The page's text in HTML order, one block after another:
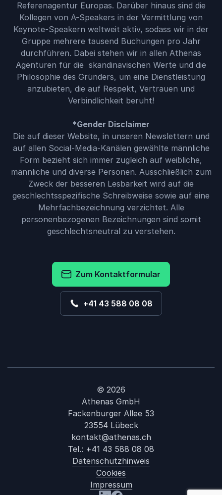
Referenagentur Europas. Darüber hinaus sind die
Kollegen von A-Speakers in der Vermittlung von
Keynote-Speakern weltweit aktiv, sodass wir in der
Gruppe mehrere tausend Buchungen pro Jahr
durchführen. Dabei stehen wir in allen Athenas
Agenturen für die skandinavischen Werte und die
Philosophie des Gründers, um eine Dienstleistung
anzubieten, die auf Respekt, Vertrauen und
Verbindlichkeit beruht!
*Gender Disclaimer
Die auf dieser Website, in unseren Newslettern und
auf allen Social-Media-Kanälen gewählte männliche
Form bezieht sich immer zugleich auf weibliche,
männliche und diverse Personen. Ausschließlich zum
Zweck der besseren Lesbarkeit wird auf die
geschlechtsspezifische Schreibweise sowie auf eine
Mehrfachbezeichnung verzichtet. Alle
personenbezogenen Bezeichnungen sind somit
geschlechtsneutral zu verstehen.
Zum Kontaktformular
+41 43 588 08 08
© 2026
Athenas GmbH
Fackenburger Allee 53
23554 Lübeck
kontakt@athenas.ch
Tel.: +41 43 588 08 08
Datenschutzhinweis
Cookies
Impressum